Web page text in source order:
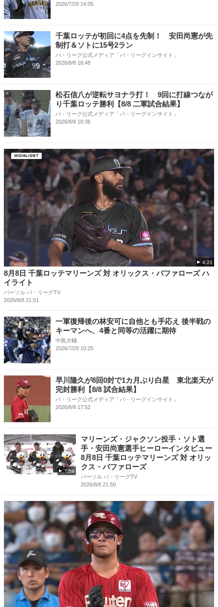
2026/7/29 14:05
千葉ロッテが初回に4点を先制！ 安田尚憲が先
制打＆ソトに15号2ラン
パ・リーグ公式メディア「パ・リーグインサイト」
2026/8/8 18:48
松石信八が逆転サヨナラ打！ 9回に打線つなが
り千葉ロッテ勝利【8/8 二軍試合結果】
パ・リーグ公式メディア「パ・リーグインサイト」
2026/8/8 18:36
4:21
8月8日 千葉ロッテマリーンズ 対 オリックス・バファローズ ハ
イライト
パーソル パ・リーグTV
2026/8/8 21:51
一軍復帰後の林安可に自他とも手応え 後半戦の
キーマンへ、4番と同等の活躍に期待
中島大輔
2026/7/29 10:25
早川隆久が8回0封で1カ月ぶり白星 東北楽天が
完封勝利【8/8 試合結果】
パ・リーグ公式メディア「パ・リーグインサイト」
2026/8/8 17:52
7:59
マリーンズ・ジャクソン投手・ソト選
手・安田尚憲選手ヒーローインタビュー
8月8日 千葉ロッテマリーンズ 対 オリッ
クス・バファローズ
パーソル パ・リーグTV
2026/8/8 21:50